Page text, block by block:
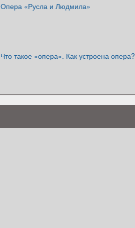
Опера «Русла и Людмила»
Что такое «опера». Как устроена опера?